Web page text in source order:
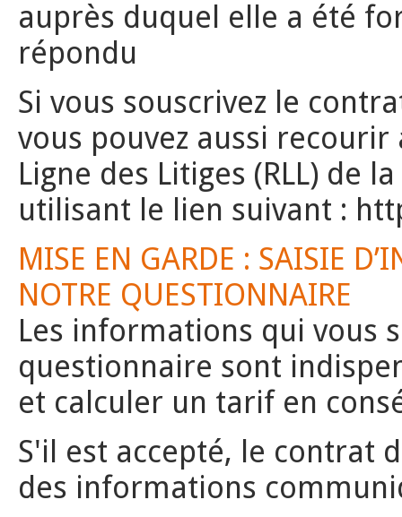
auprès duquel elle a été
répondu
Si vous souscrivez le
vous pouvez aussi
Ligne des Litiges (RLL) de
utilisant le lien suivant :
MISE EN GARDE : SAISIE
NOTRE QUESTIONNAIRE
Les informations qui vous
questionnaire sont
et calculer un tarif en
S'il est accepté, le contrat
des informations